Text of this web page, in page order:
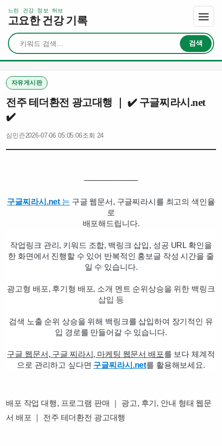
느린 건강 정보 허브
고요한 건강 기록
검색
검색
자유게시판
전주 테더환전 광고대행 ｜ ✔️ 구글찌라시.net
✔️
심민준2026-07-06 05:05:06조회 24
──────────
구글찌라시.net 는 구글 웹문서, 구글찌라시를 최고의 색인율
로
배포해드립니다.
작업링크 관리, 키워드 조합, 백링크 삽입, 성공 URL 확인을
한 화면에서 진행할 수 있어 반복적인 홍보글 작성 시간을 줄
일 수 있습니다.
광고형 배포, 후기형 배포, 소개 멘트 순위상승을 위한 백링크
삽입 등
검색 노출 순위 상승을 위해 백링크를 삽입하여 장기적인 유
입 경로를 만들어갈 수 있습니다.
구글 웹문서, 구글 찌라시, 마케팅 웹문서 배포를 보다 체계적
으로 관리하고 싶다면 구글찌라시.net를 활용해보세요.
배포 작업 대행, 프로그램 판매 ｜ 광고, 후기, 안내 형태 웹문
서 배포 ｜ 전주 테더환전 광고대행